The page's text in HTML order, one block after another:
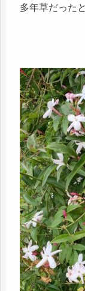
多年草だった